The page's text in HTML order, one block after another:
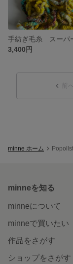
3,400円
前
minne ホーム
minneを知る
minneについて
minneで買いたい
作品をさがす
ショップをさがす